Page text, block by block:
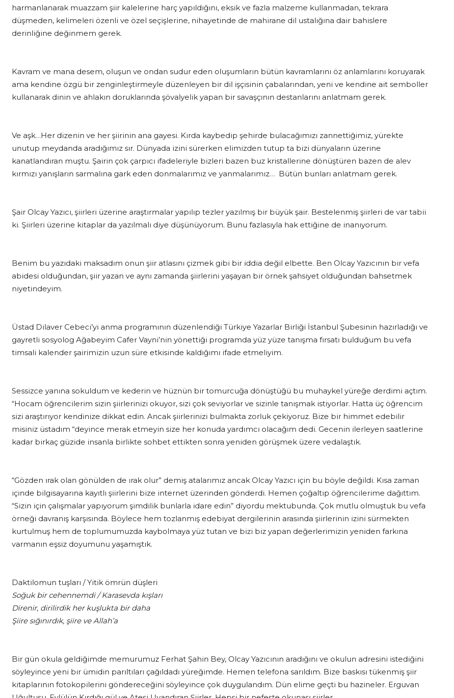
harmanlanarak muazzam şiir kalelerine harç yapıldığını, eksik ve fazla malzeme kullanmadan, tekrara
düşmeden, kelimeleri özenli ve özel seçişlerine, nihayetinde de mahirane dil ustalığına dair bahislere
derinliğine değinmem gerek.
Kavram ve mana desem, oluşun ve ondan sudur eden oluşumların bütün kavramlarını öz anlamlarını koruyarak
ama kendine özgü bir zenginleştirmeyle düzenleyen bir dil işçisinin çabalarından, yeni ve kendine ait semboller
kullanarak dinin ve ahlakın doruklarında şövalyelik yapan bir savaşçının destanlarını anlatmam gerek.
Ve aşk…Her dizenin ve her şiirinin ana gayesi. Kırda kaybedip şehirde bulacağımızı zannettiğimiz, yürekte
unutup meydanda aradığımız sır. Dünyada izini sürerken elimizden tutup ta bizi dünyaların üzerine
kanatlandıran muştu. Şairin çok çarpıcı ifadeleriyle bizleri bazen buz kristallerine dönüştüren bazen de alev
kırmızı yanışların sarmalına gark eden donmalarımız ve yanmalarımız… Bütün bunları anlatmam gerek.
Şair Olcay Yazıcı, şiirleri üzerine araştırmalar yapılıp tezler yazılmış bir büyük şair. Bestelenmiş şiirleri de var tabii
ki. Şiirleri üzerine kitaplar da yazılmalı diye düşünüyorum. Bunu fazlasıyla hak ettiğine de inanıyorum.
Benim bu yazıdaki maksadım onun şiir atlasını çizmek gibi bir iddia değil elbette. Ben Olcay Yazıcının bir vefa
abidesi olduğundan, şiir yazan ve aynı zamanda şiirlerini yaşayan bir örnek şahsiyet olduğundan bahsetmek
niyetindeyim.
Üstad Dilaver Cebeci’yi anma programının düzenlendiği Türkiye Yazarlar Birliği İstanbul Şubesinin hazırladığı ve
gayretli sosyolog Ağabeyim Cafer Vayni’nin yönettiği programda yüz yüze tanışma fırsatı bulduğum bu vefa
timsali kalender şairimizin uzun süre etkisinde kaldığımı ifade etmeliyim.
Sessizce yanına sokuldum ve kederin ve hüznün bir tomurcuğa dönüştüğü bu muhaykel yüreğe derdimi açtım.
“Hocam öğrencilerim sizin şiirlerinizi okuyor, sizi çok seviyorlar ve sizinle tanışmak istiyorlar. Hatta üç öğrencim
sizi araştırıyor kendinize dikkat edin. Ancak şiirlerinizi bulmakta zorluk çekiyoruz. Bize bir himmet edebilir
misiniz üstadım “deyince merak etmeyin size her konuda yardımcı olacağım dedi. Gecenin ilerleyen saatlerine
kadar birkaç güzide insanla birlikte sohbet ettikten sonra yeniden görüşmek üzere vedalaştık.
“Gözden ırak olan gönülden de ırak olur” demiş atalarımız ancak Olcay Yazıcı için bu böyle değildi. Kısa zaman
içinde bilgisayarına kayıtlı şiirlerini bize internet üzerinden gönderdi. Hemen çoğaltıp öğrencilerime dağıttım.
“Sizin için çalışmalar yapıyorum şimdilik bunlarla idare edin” diyordu mektubunda. Çok mutlu olmuştuk bu vefa
örneği davranış karşısında. Böylece hem tozlanmış edebiyat dergilerinin arasında şiirlerinin izini sürmekten
kurtulmuş hem de toplumumuzda kaybolmaya yüz tutan ve bizi biz yapan değerlerimizin yeniden farkına
varmanın eşsiz doyumunu yaşamıştık.
Daktilomun tuşları / Yitik ömrün düşleri
Soğuk bir cehennemdi / Karasevda kışları
Direnir, dirilirdik her kuşlukta bir daha
Şiire sığınırdık, şiire ve Allah’a
Bir gün okula geldiğimde memurumuz Ferhat Şahin Bey, Olcay Yazıcının aradığını ve okulun adresini istediğini
söyleyince yeni bir ümidin parıltıları çağıldadı yüreğimde. Hemen telefona sarıldım. Bize baskısı tükenmiş şiir
kitaplarının fotokopilerini göndereceğini söyleyince çok duygulandım. Dün elime geçti bu hazineler. Erguvan